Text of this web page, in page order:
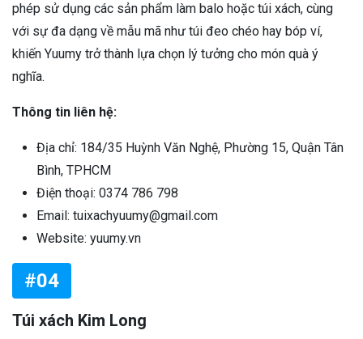
phép sử dụng các sản phẩm làm balo hoặc túi xách, cùng
với sự đa dạng về mẫu mã như túi đeo chéo hay bóp ví,
khiến Yuumy trở thành lựa chọn lý tưởng cho món quà ý
nghĩa.
Thông tin liên hệ:
Địa chỉ: 184/35 Huỳnh Văn Nghệ, Phường 15, Quận Tân
Bình, TPHCM
Điện thoại: 0374 786 798
Email: tuixachyuumy@gmail.com
Website: yuumy.vn
#04
Túi xách Kim Long